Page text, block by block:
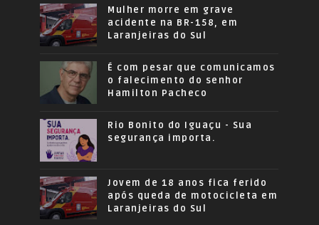
Mulher morre em grave
acidente na BR-158, em
Laranjeiras do Sul
É com pesar que comunicamos
o falecimento do senhor
Hamilton Pacheco
Rio Bonito do Iguaçu - Sua
segurança importa.
Jovem de 18 anos fica ferido
após queda de motocicleta em
Laranjeiras do Sul